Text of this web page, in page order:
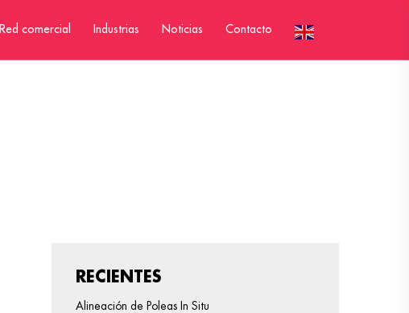
Red comercial Industrias Noticias Contacto
RECIENTES
Alineación de Poleas In Situ